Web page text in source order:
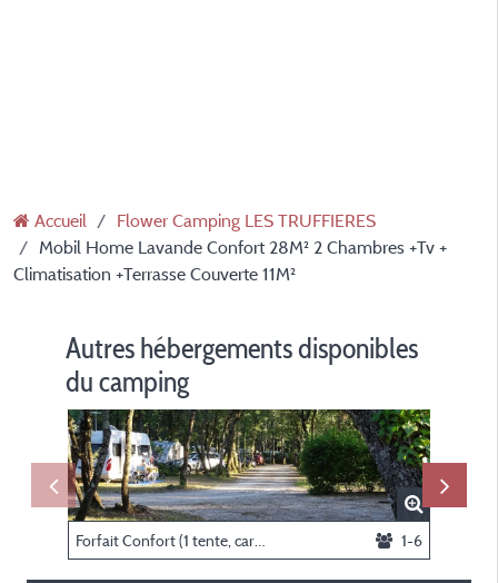
Accueil
Flower Camping LES TRUFFIERES
Mobil Home Lavande Confort 28M² 2 Chambres +Tv +
Climatisation +Terrasse Couverte 11M²
Autres hébergements disponibles
du camping
1-6